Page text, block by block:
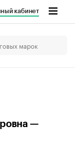
кабинет
—